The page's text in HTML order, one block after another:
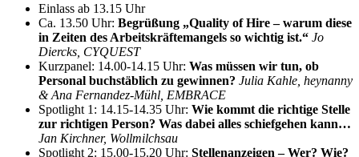
Einlass ab 13.15 Uhr
Ca. 13.50 Uhr: Begrüßung „Quality of Hire – warum diese
in Zeiten des Arbeitskräftemangels so wichtig ist.“ Jo
Diercks, CYQUEST
Kurzpanel: 14.00-14.15 Uhr: Was müssen wir tun, ob
Personal buchstäblich zu gewinnen? Julia Kahle, heynanny
& Ana Fernandez-Mühl, EMBRACE
Spotlight 1: 14.15-14.35 Uhr: Wie kommt die richtige Stelle
zur richtigen Person? Was dabei alles schiefgehen kann…
Jan Kirchner, Wollmilchsau
Spotlight 2: 15.00-15.20 Uhr: Stellenanzeigen – Wer? Wie?